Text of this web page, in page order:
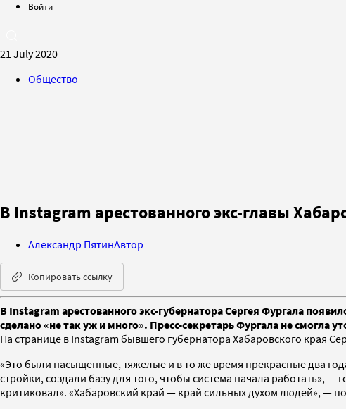
Войти
21 July 2020
Общество
В Instagram арестованного экс-главы
Александр ПятинАвтор
Копировать ссылку
В Instagram арестованного экс-губернатора Сергея Фургала
сделано «не так уж и много». Пресс-секретарь Фургала не смогла
На странице в Instagram бывшего губернатора Хабаровского края
«Это были насыщенные, тяжелые и в то же время прекрасные два
стройки, создали базу для того, чтобы система начала работать»,
критиковал». «Хабаровский край — край сильных духом людей», —